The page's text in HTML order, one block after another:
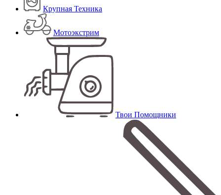
Крупная Техника
Мотоэкстрим
Твои Помощники